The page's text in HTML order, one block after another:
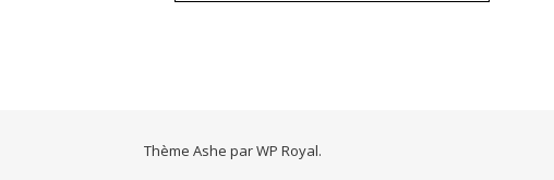
Thème Ashe parWP Royal.